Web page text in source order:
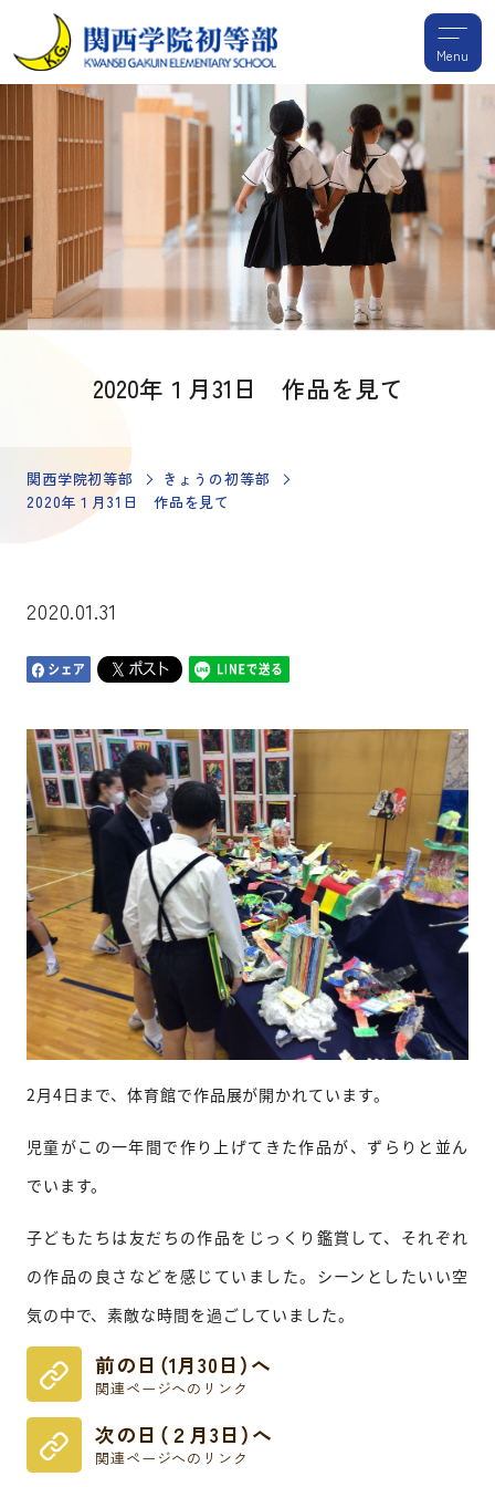
Menu
2020年１月31日 作品を見て
関西学院初等部
きょうの初等部
2020年１月31日 作品を見て
2020.01.31
2月4日まで、体育館で作品展が開かれています。
児童がこの一年間で作り上げてきた作品が、ずらりと並ん
でいます。
子どもたちは友だちの作品をじっくり鑑賞して、それぞれ
の作品の良さなどを感じていました。シーンとしたいい空
気の中で、素敵な時間を過ごしていました。
前の日（1月30日）へ
関連ページへのリンク
次の日（２月3日）へ
関連ページへのリンク